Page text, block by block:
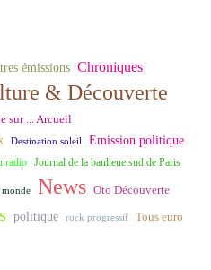
émissions Chroniques
& Découverte
sur ... Arcueil
Destination soleil Emission politique
radio Journal de la banlieue sud de Paris
News Oto Découverte
politique rock progressif Tous euro